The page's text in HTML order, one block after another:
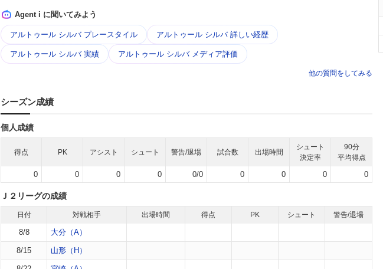
Agent i に聞いてみよう
アルトゥール シルバ プレースタイル アルトゥール シルバ 詳しい経歴
アルトゥール シルバ 実績 アルトゥール シルバ メディア評価
他の質問をしてみる
シーズン成績
個人成績
得点 PK アシスト シュート 警告/退場 試合数 出場時間
シュート
決定率
90分
平均得点
0 0 0 0 0/0 0 0 0 0
Ｊ２リーグの成績
日付 対戦相手 出場時間 得点 PK シュート 警告/退場
8/8 大分（A）
8/15 山形（H）